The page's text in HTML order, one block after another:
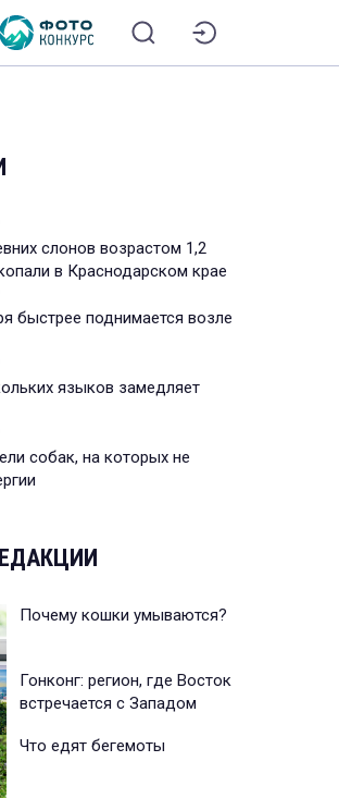
слонов возрастом 1,2
в Краснодарском крае
быстрее поднимается возле
языков замедляет
собак, на которых не
Почему кошки умываются?
Гонконг: регион, где Восток
встречается с Западом
Что едят бегемоты